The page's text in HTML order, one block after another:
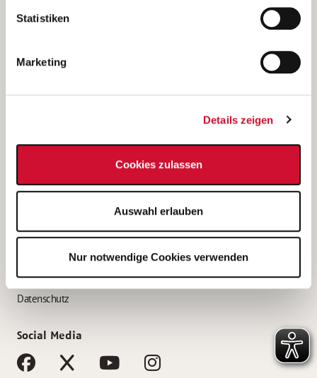
unsererDatenschutzerklärung
Statistiken
Marketing
Details zeigen
Cookies zulassen
Auswahl erlauben
Nur notwendige Cookies verwenden
(Ein Tochterunternehmen des AWO Bezirksverbandes Unterfranken
e.V.)
Bewerbung als Altenpflegehelfer*in
Bewerbung als Erzieher*in
AWO Gliederungen nach Bundesland
Impressum
Datenschutz
Social Media